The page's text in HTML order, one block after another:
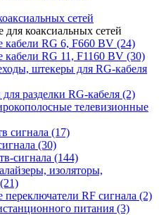
сетей
для коаксиальных сетей
кабели RG 6, F660 BV (24)
кабели RG 11, F1160 BV (30)
штекеры для RG-кабеля
разделки RG-кабеля (2)
телевизионные
сигнала (17)
(30)
сигнала (144)
изоляторы,
переключатели RF сигнала (2)
питания (3)